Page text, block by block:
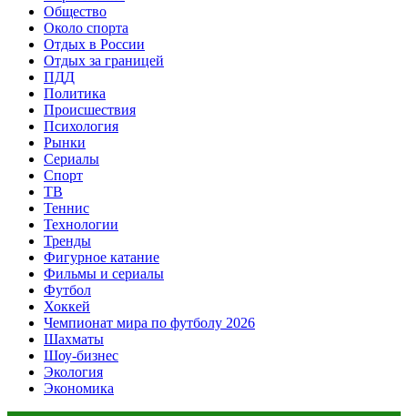
Общество
Около спорта
Отдых в России
Отдых за границей
ПДД
Политика
Происшествия
Психология
Рынки
Сериалы
Спорт
ТВ
Теннис
Технологии
Тренды
Фигурное катание
Фильмы и сериалы
Футбол
Хоккей
Чемпионат мира по футболу 2026
Шахматы
Шоу-бизнес
Экология
Экономика